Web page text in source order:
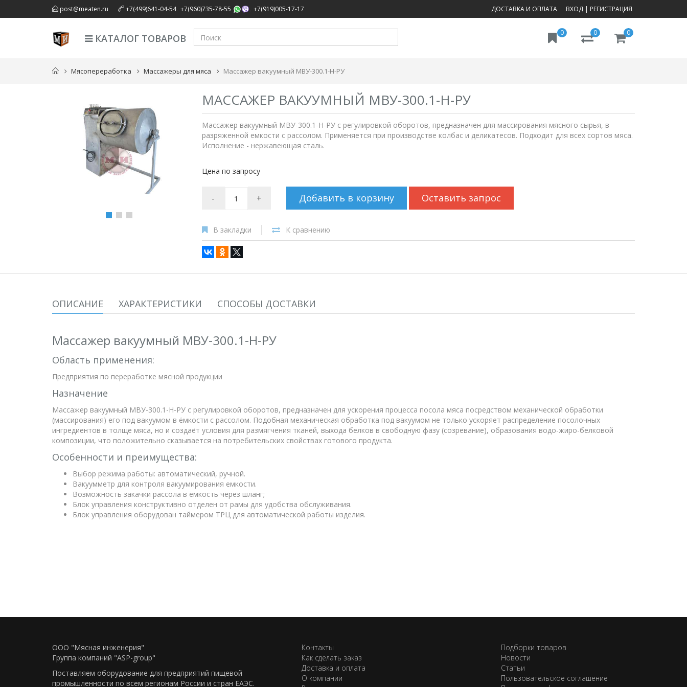
post@meaten.ru +7(499)641-04-54, +7(960)735-78-55 +7(919)005-17-17 ДОСТАВКА И ОПЛАТА ВХОД | РЕГИСТРАЦИЯ
0
0
0
КАТАЛОГ ТОВАРОВ
Мясопереработка Массажеры для мяса Массажер вакуумный МВУ-300.1-Н-РУ
МАССАЖЕР ВАКУУМНЫЙ МВУ-300.1-Н-РУ
Массажер вакуумный МВУ-300.1-Н-РУ с регулировкой оборотов, предназначен для массирования мясного сырья, в
разряженной емкости с рассолом. Применяется при производстве колбас и деликатесов. Подходит для всех сортов мяса.
Исполнение - нержавеющая сталь.
Цена по запросу
- + Добавить в корзину Оставить запрос
В закладки К сравнению
ОПИСАНИЕ ХАРАКТЕРИСТИКИ СПОСОБЫ ДОСТАВКИ
Массажер вакуумный МВУ-300.1-Н-РУ
Область применения:
Предприятия по переработке мясной продукции
Назначение
Массажер вакуумный МВУ-300.1-Н-РУ с регулировкой оборотов, предназначен для ускорения процесса посола мяса посредством механической обработки
(массирования) его под вакуумом в ёмкости с рассолом. Подобная механическая обработка под вакуумом не только ускоряет распределение посолочных
ингредиентов в толще мяса, но и создаёт условия для размягчения тканей, выхода белков в свободную фазу (созревание), образования водо-жиро-белковой
композиции, что положительно сказывается на потребительских свойствах готового продукта.
Особенности и преимущества:
Выбор режима работы: автоматический, ручной.
Вакуумметр для контроля вакуумирования емкости.
Возможность закачки рассола в ёмкость через шланг;
Блок управления конструктивно отделен от рамы для удобства обслуживания.
Блок управления оборудован таймером ТРЦ для автоматической работы изделия.
ООО "Мясная инженерия"
Группа компаний "ASP-group"
Поставляем оборудование для предприятий пищевой
промышленности по всем регионам Росcии и стран ЕАЭС.
Контакты
Как сделать заказ
Доставка и оплата
О компании
Подборки товаров
Новости
Статьи
Пользовательское соглашение